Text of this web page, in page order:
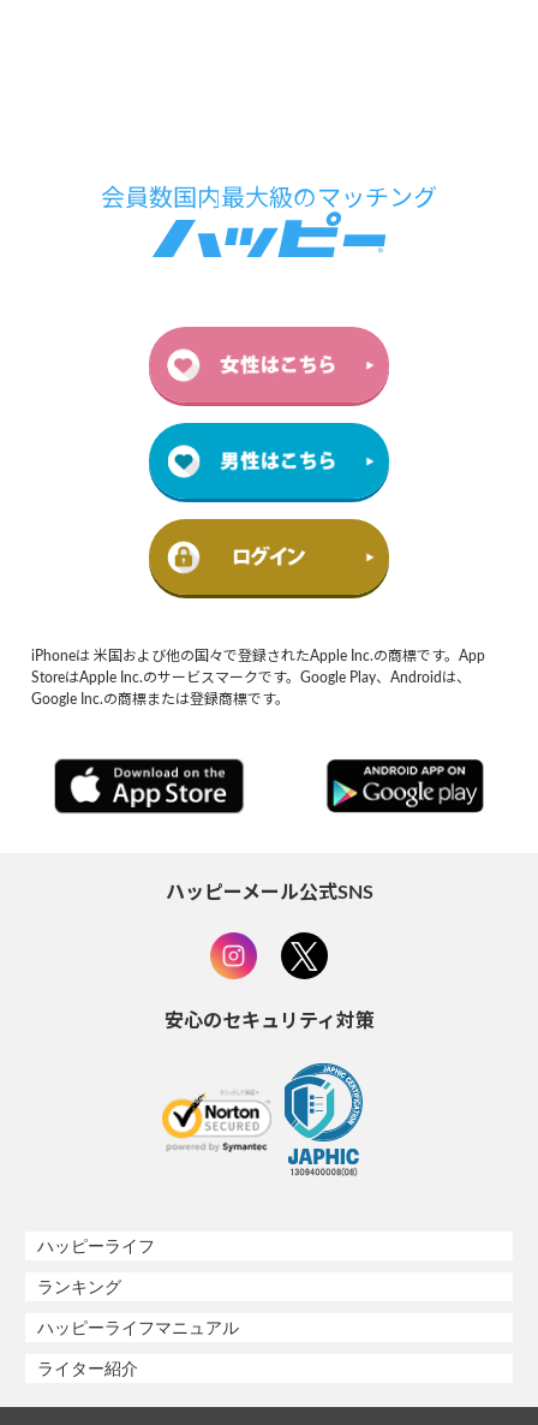
iPhoneは 米国および他の国々で登録されたApple Inc.の商標です。App
StoreはApple Inc.のサービスマークです。Google Play、Androidは、
Google Inc.の商標または登録商標です。
ハッピーメール公式SNS
安心のセキュリティ対策
ハッピーライフ
ランキング
ハッピーライフマニュアル
ライター紹介